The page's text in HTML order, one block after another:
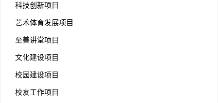
科技创新项目
艺术体育发展项目
至善讲堂项目
文化建设项目
校园建设项目
校友工作项目